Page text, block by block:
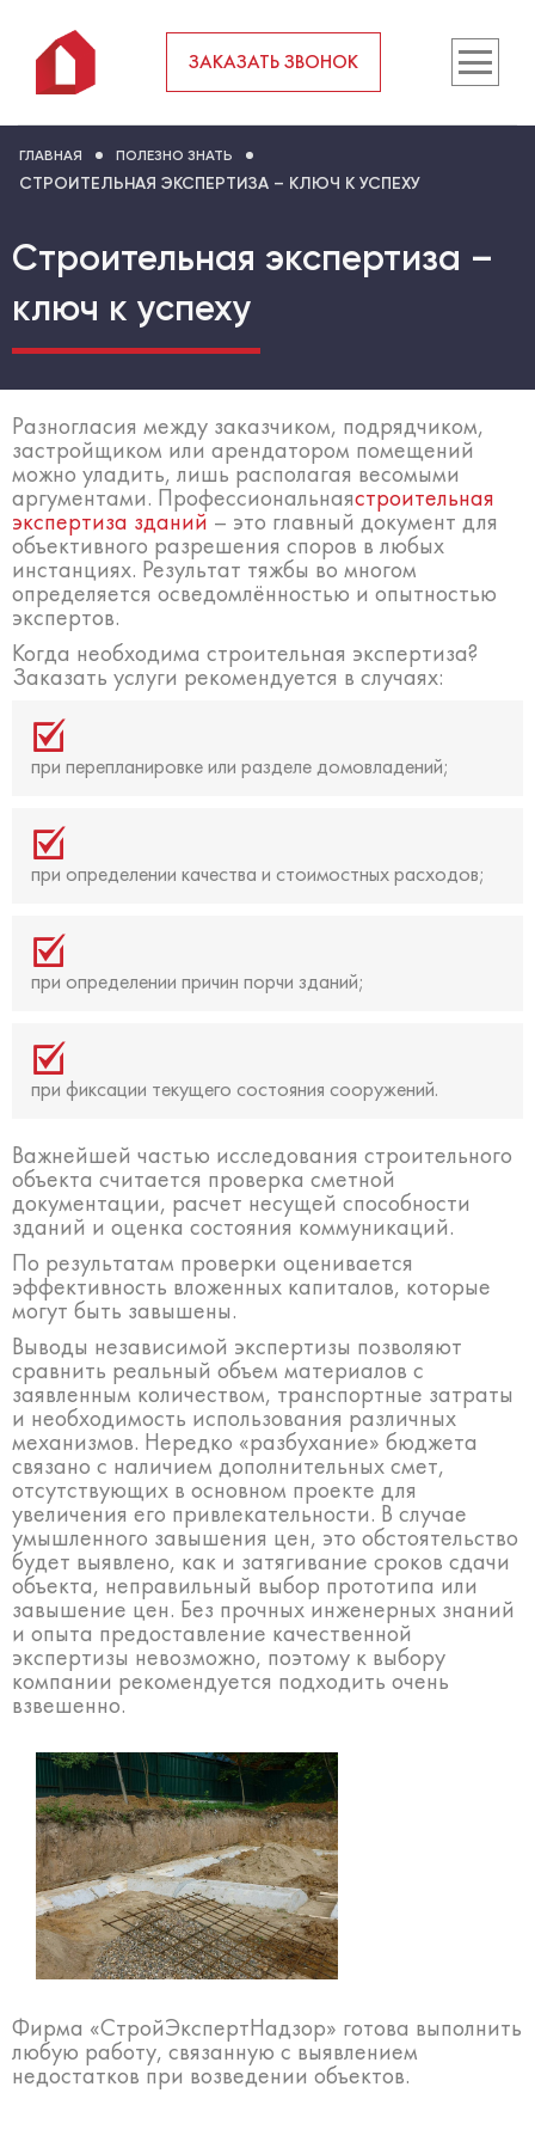
ЗАКАЗАТЬ ЗВОНОК
ГЛАВНАЯ ПОЛЕЗНО ЗНАТЬ
СТРОИТЕЛЬНАЯ ЭКСПЕРТИЗА – КЛЮЧ К УСПЕХУ
Строительная экспертиза –
ключ к успеху
Разногласия между заказчиком, подрядчиком,
застройщиком или арендатором помещений
можно уладить, лишь располагая весомыми
аргументами. Профессиональнаястроительная
экспертиза зданий – это главный документ для
объективного разрешения споров в любых
инстанциях. Результат тяжбы во многом
определяется осведомлённостью и опытностью
экспертов.
Когда необходима строительная экспертиза?
Заказать услуги рекомендуется в случаях:
при перепланировке или разделе домовладений;
при определении качества и стоимостных расходов;
при определении причин порчи зданий;
при фиксации текущего состояния сооружений.
Важнейшей частью исследования строительного
объекта считается проверка сметной
документации, расчет несущей способности
зданий и оценка состояния коммуникаций.
По результатам проверки оценивается
эффективность вложенных капиталов, которые
могут быть завышены.
Выводы независимой экспертизы позволяют
сравнить реальный объем материалов с
заявленным количеством, транспортные затраты
и необходимость использования различных
механизмов. Нередко «разбухание» бюджета
связано с наличием дополнительных смет,
отсутствующих в основном проекте для
увеличения его привлекательности. В случае
умышленного завышения цен, это обстоятельство
будет выявлено, как и затягивание сроков сдачи
объекта, неправильный выбор прототипа или
завышение цен. Без прочных инженерных знаний
и опыта предоставление качественной
экспертизы невозможно, поэтому к выбору
компании рекомендуется подходить очень
взвешенно.
Фирма «СтройЭкспертНадзор» готова выполнить
любую работу, связанную с выявлением
недостатков при возведении объектов.